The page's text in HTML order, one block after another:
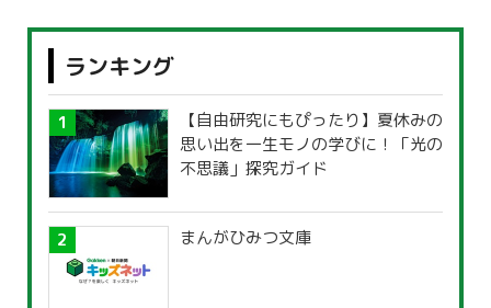
ランキング
【自由研究にもぴったり】夏休みの
思い出を一生モノの学びに！「光の
不思議」探究ガイド
まんがひみつ文庫